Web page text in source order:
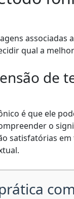
qual a
de
é que ele
o
satisfatórias